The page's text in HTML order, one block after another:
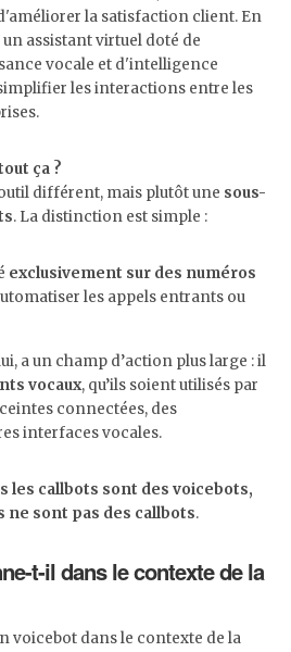
la satisfaction client. En
assistant virtuel doté de
vocale et d'intelligence
les interactions entre les
ça ?
outil différent, mais plutôt une sous-
. La distinction est simple :
exclusivement sur des numéros
les appels entrants ou
a un champ d’action plus large : il
vocaux, qu’ils soient utilisés par
connectées, des
interfaces vocales.
les callbots sont des voicebots,
ne sont pas des callbots.
t-il dans le contexte de la
voicebot dans le contexte de la